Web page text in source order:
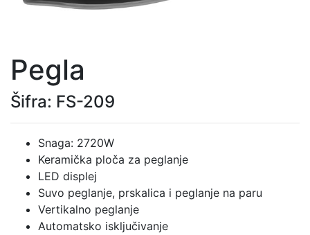
Pegla
Šifra: FS-209
Snaga: 2720W
Keramička ploča za peglanje
LED displej
Suvo peglanje, prskalica i peglanje na paru
Vertikalno peglanje
Automatsko isključivanje